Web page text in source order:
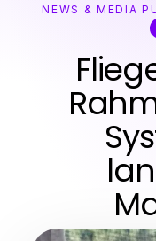
NEWS & MEDIA